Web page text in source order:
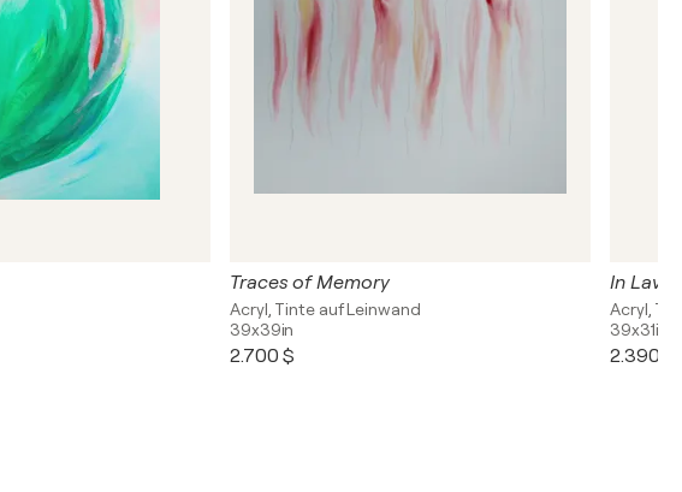
Traces of Memory
Acryl, Tinte auf Leinwand
39x39in
2.700 $
In
Acryl,
39x31in
2.390 $